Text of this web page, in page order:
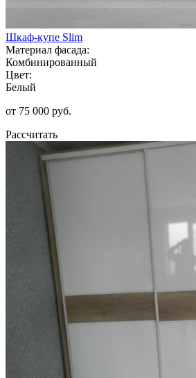
Шкаф-купе Slim
Материал фасада:
Комбинированный
Цвет:
Белый
от 75 000 руб.
Рассчитать